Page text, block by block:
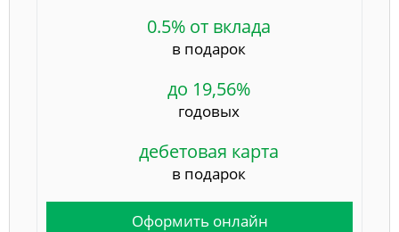
0.5% от вклада
в подарок
до 19,56%
годовых
дебетовая карта
в подарок
Оформить онлайн